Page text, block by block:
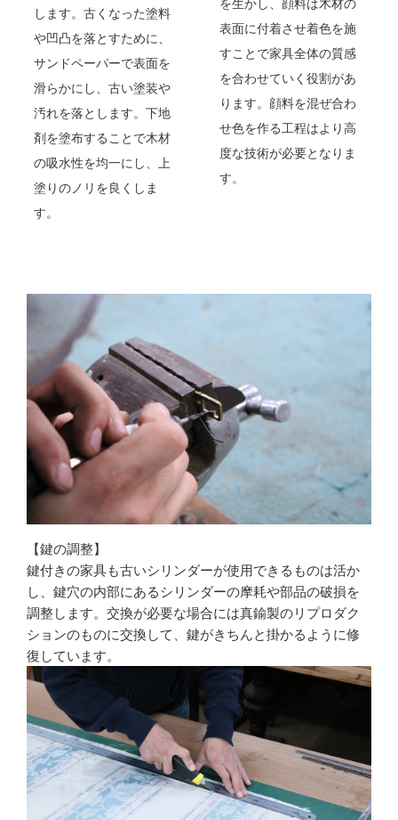
します。古くなった塗料
や凹凸を落とすために、
サンドペーパーで表面を
滑らかにし、古い塗装や
汚れを落とします。下地
剤を塗布することで木材
の吸水性を均一にし、上
塗りのノリを良くしま
す。
表面に付着させ着色を施
すことで家具全体の質感
を合わせていく役割があ
ります。顔料を混ぜ合わ
せ色を作る工程はより高
度な技術が必要となりま
す。
【鍵の調整】
鍵付きの家具も古いシリンダーが使用できるものは活か
し、鍵穴の内部にあるシリンダーの摩耗や部品の破損を
調整します。交換が必要な場合には真鍮製のリプロダク
ションのものに交換して、鍵がきちんと掛かるように修
復しています。